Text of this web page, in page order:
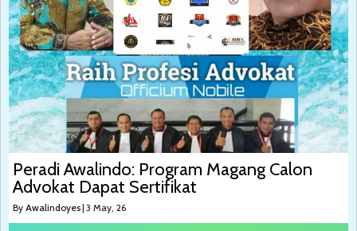
Peradi Awalindo: Program Magang Calon
Advokat Dapat Sertifikat
By Awalindoyes| 3 May, 26